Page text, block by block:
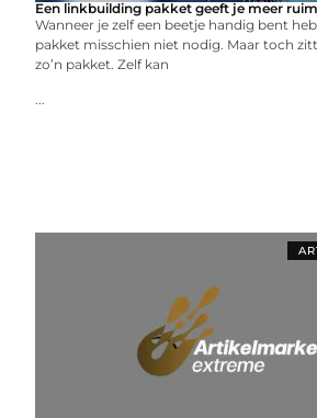
Een linkbuilding pakket geeft je meer
Wanneer je zelf een beetje handig bent
pakket misschien niet nodig. Maar toch
zo’n pakket. Zelf kan
...